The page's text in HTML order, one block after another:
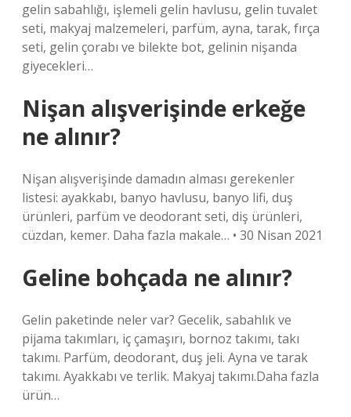
gelin sabahlığı, işlemeli gelin havlusu, gelin tuvalet
seti, makyaj malzemeleri, parfüm, ayna, tarak, fırça
seti, gelin çorabı ve bilekte bot, gelinin nişanda
giyecekleri…
Nişan alışverişinde erkeğe
ne alınır?
Nişan alışverişinde damadın alması gerekenler
listesi: ayakkabı, banyo havlusu, banyo lifi, duş
ürünleri, parfüm ve deodorant seti, diş ürünleri,
cüzdan, kemer. Daha fazla makale… • 30 Nisan 2021
Geline bohçada ne alınır?
Gelin paketinde neler var? Gecelik, sabahlık ve
pijama takımları, iç çamaşırı, bornoz takımı, takı
takımı. Parfüm, deodorant, duş jeli. Ayna ve tarak
takımı. Ayakkabı ve terlik. Makyaj takımı.Daha fazla
ürün…